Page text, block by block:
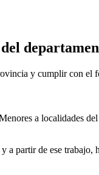
y cumplir con
a localidades
partir de ese trabajo,